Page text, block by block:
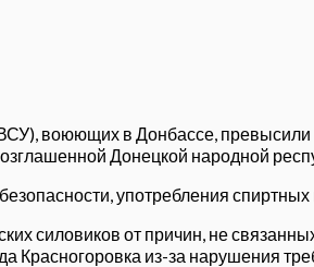
воюющих в Донбассе, превысили
Донецкой народной
употребления
силовиков от причин, не
из-за нарушения